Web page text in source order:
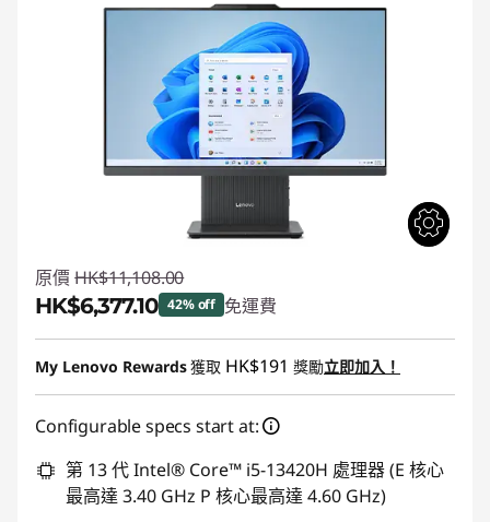
原價 HK$11,108.00
HK$6,377.10 42% off 免運費
即省 :-HK$4,730.90
My Lenovo Rewards獲取 HK$191 獎勵立即加入！
Configurable specs start at:
第 13 代 Intel® Core™ i5-13420H 處理器 (E 核心
最高達 3.40 GHz P 核心最高達 4.60 GHz)